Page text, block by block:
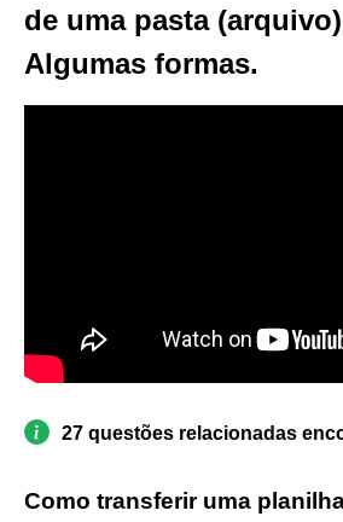
de uma pasta
Algumas formas.
27 questões relacionadas
Como transferir uma